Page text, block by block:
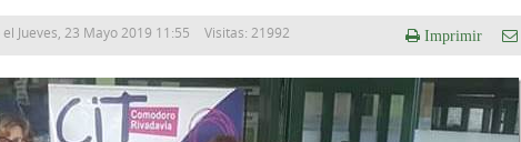
Jueves, 23 Mayo 2019 11:55 Visitas: 21992 Imprimir